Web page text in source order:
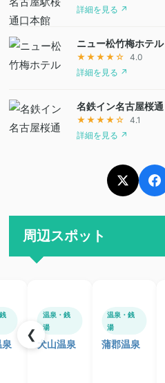
詳細を見る ↗
ニュー松竹梅ホテル
★★★★☆
4.0
詳細を見る ↗
名鉄イン名古屋桜通
★★★★☆
4.1
詳細を見る ↗
周辺スポット
温泉・銭
湯
犬山温泉
温泉・銭
湯
蒲郡温泉
❮